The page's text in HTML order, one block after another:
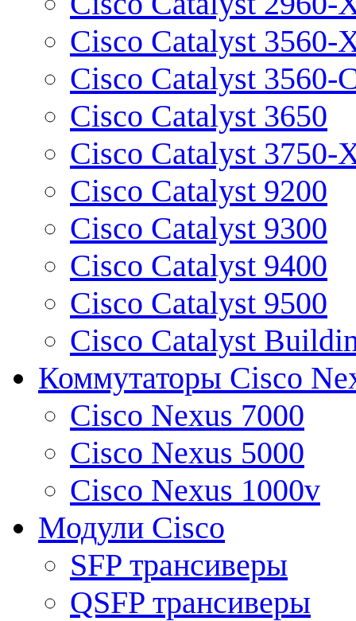
Cisco Catalyst 3560-
Cisco Catalyst 3560-
Cisco Catalyst 3650
Cisco Catalyst 3750-
Cisco Catalyst 9200
Cisco Catalyst 9300
Cisco Catalyst 9400
Cisco Catalyst 9500
Cisco Catalyst
Коммутаторы Cisco
Cisco Nexus 7000
Cisco Nexus 5000
Cisco Nexus 1000v
Модули Cisco
SFP трансиверы
QSFP трансиверы